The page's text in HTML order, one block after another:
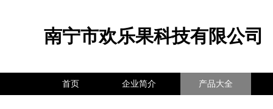
南宁市欢乐果科技有限公司
首页 企业简介 产品大全